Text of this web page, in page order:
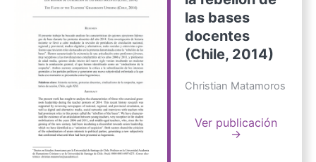
las bases
docentes
(Chile, 2014)
Christian Matamoros
Ver publicación
→